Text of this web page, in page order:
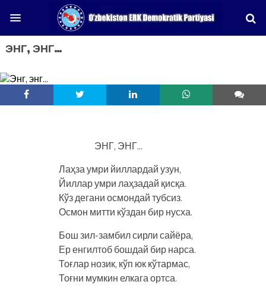
ЭНГ, ЭНГ…
ЭНГ, ЭНГ…
Лаҳза умри йиллардай узун,
Йиллар умри лаҳзадай қисқа.
Кўз дегани осмондай тубсиз.
Осмон митти кўздан бир нусха.
Бош зил-замбил сирли сайёра,
Ер енгилтоб бошдай бир нарса.
Тоғлар нозик, кўп юк кўтармас,
Тоғни мумкин елкага ортса.